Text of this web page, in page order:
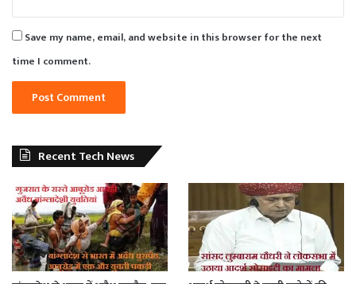
Save my name, email, and website in this browser for the next
time I comment.
Recent Tech News